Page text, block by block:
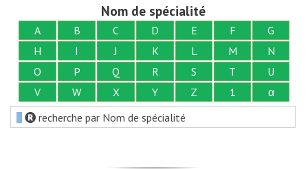
Nom de spécialité
A B C D E F
G
H
I J K L M
N
O
P Q R S T
U
V
W X Y Z 1
α
recherche par Nom de spécialité